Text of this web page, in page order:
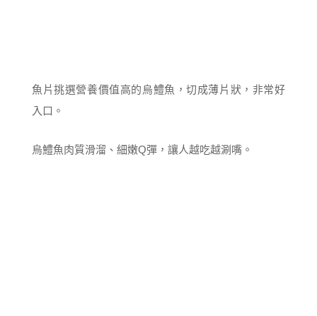
魚片挑選營養價值高的烏鱧魚，切成薄片狀，非常好
入口。
烏鱧魚肉質滑溜、細嫩Q彈，讓人越吃越涮嘴。